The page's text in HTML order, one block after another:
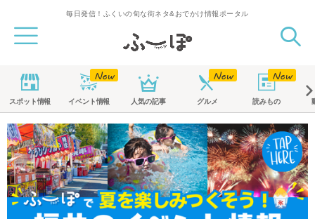
毎日発信！ふくいの旬な街ネタ&おでかけ情報ポータル
スポット情報 イベント情報 人気の記事 グルメ 読みもの